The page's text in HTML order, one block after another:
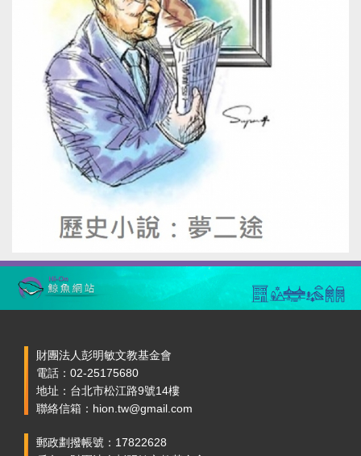
財團法人彭明敏文教基金會
電話：02-25175680
地址：台北市松江路9號14樓
聯絡信箱：hion.tw@gmail.com
郵政劃撥帳號：17822628